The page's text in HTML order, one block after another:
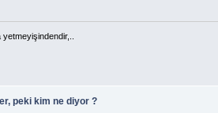
peki kim ne diyor ?